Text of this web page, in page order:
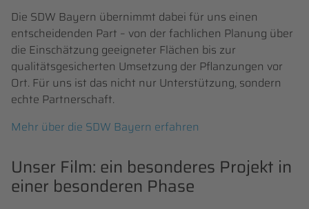
Die SDW Bayern übernimmt dabei für uns einen
entscheidenden Part – von der fachlichen Planung über
die Einschätzung geeigneter Flächen bis zur
qualitätsgesicherten Umsetzung der Pflanzungen vor
Ort. Für uns ist das nicht nur Unterstützung, sondern
echte Partnerschaft.
Mehr über die SDW Bayern erfahren
Unser Film: ein besonderes Projekt in
einer besonderen Phase